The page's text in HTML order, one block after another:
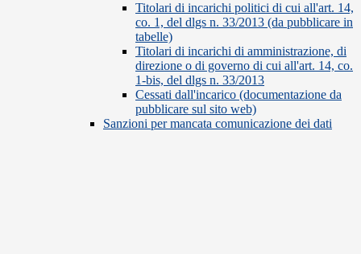
Titolari di incarichi politici di cui all'art. 14,
co. 1, del dlgs n. 33/2013 (da pubblicare in
tabelle)
Titolari di incarichi di amministrazione, di
direzione o di governo di cui all'art. 14, co.
1-bis, del dlgs n. 33/2013
Cessati dall'incarico (documentazione da
pubblicare sul sito web)
Sanzioni per mancata comunicazione dei dati